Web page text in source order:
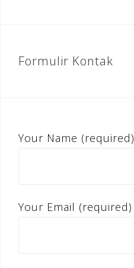
Formulir Kontak
Your Name (required)
Your Email (required)